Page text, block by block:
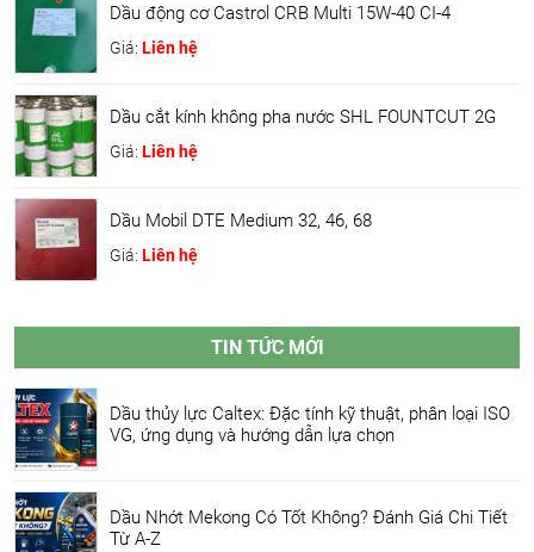
Dầu động cơ Castrol CRB Multi 15W-40 CI-4
Giá: Liên hệ
Dầu cắt kính không pha nước SHL FOUNTCUT 2G
Giá: Liên hệ
Dầu Mobil DTE Medium 32, 46, 68
Giá: Liên hệ
TIN TỨC MỚI
Dầu thủy lực Caltex: Đặc tính kỹ thuật, phân loại ISO
VG, ứng dụng và hướng dẫn lựa chọn
Dầu Nhớt Mekong Có Tốt Không? Đánh Giá Chi Tiết
Từ A-Z